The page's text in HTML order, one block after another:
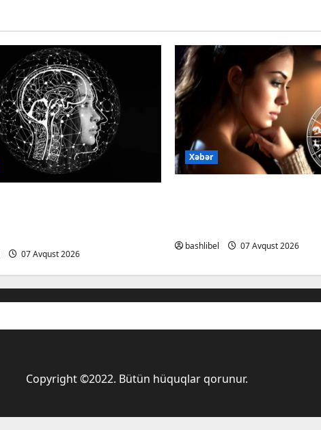
07 Avqust 2026
Xəbər
bashlibel 07 Avqust 2026
Copyright ©2022. Bütün hüquqlar qorunur.